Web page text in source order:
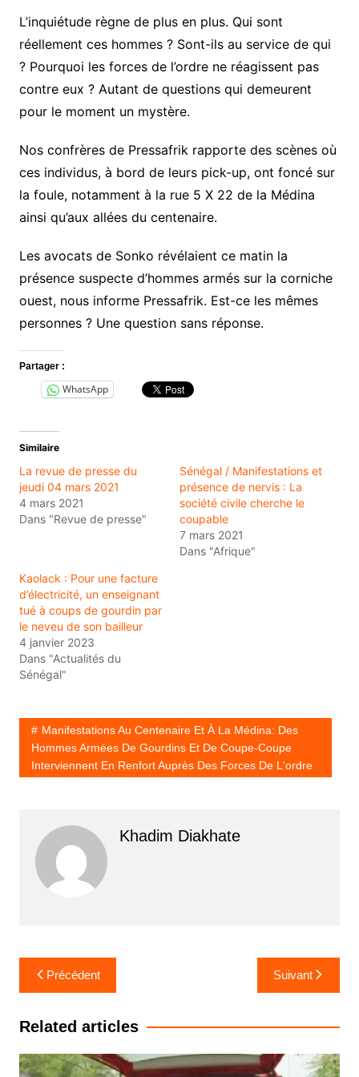
L’inquiétude règne de plus en plus. Qui sont
réellement ces hommes ? Sont-ils au service de qui
? Pourquoi les forces de l’ordre ne réagissent pas
contre eux ? Autant de questions qui demeurent
pour le moment un mystère.
Nos confrères de Pressafrik rapporte des scènes où
ces individus, à bord de leurs pick-up, ont foncé sur
la foule, notamment à la rue 5 X 22 de la Médina
ainsi qu’aux allées du centenaire.
Les avocats de Sonko révélaient ce matin la
présence suspecte d’hommes armés sur la corniche
ouest, nous informe Pressafrik. Est-ce les mêmes
personnes ? Une question sans réponse.
Partager :
WhatsApp
Similaire
La revue de presse du
jeudi 04 mars 2021
4 mars 2021
Dans "Revue de presse"
Sénégal / Manifestations et
présence de nervis : La
société civile cherche le
coupable
7 mars 2021
Dans "Afrique"
Kaolack : Pour une facture
d’électricité, un enseignant
tué à coups de gourdin par
le neveu de son bailleur
4 janvier 2023
Dans "Actualités du
Sénégal"
Manifestations Au Centenaire Et À La Médina: Des
Hommes Armées De Gourdins Et De Coupe-Coupe
Interviennent En Renfort Auprès Des Forces De L'ordre
Khadim Diakhate
Navigation
de
l’article
Précédent Suivant
Related articles